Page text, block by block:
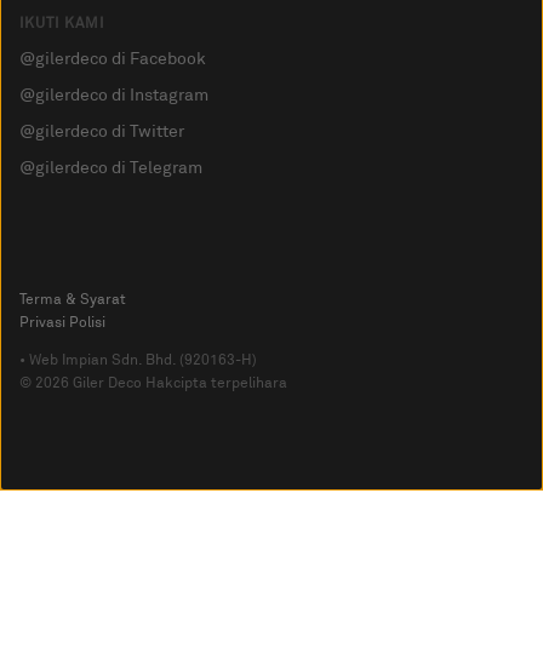
IKUTI KAMI
@gilerdeco di Facebook
@gilerdeco di Instagram
@gilerdeco di Twitter
@gilerdeco di Telegram
© 2026 Giler Deco Hakcipta terpelihara
• Web Impian Sdn. Bhd. (920163-H)
Privasi Polisi
Terma & Syarat